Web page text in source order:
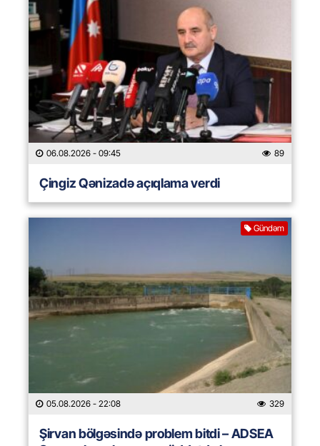
06.08.2026 - 09:45 89
Çingiz Qənizadə açıqlama verdi
Gündəm
05.08.2026 - 22:08 329
Şirvan bölgəsində problem bitdi – ADSEA